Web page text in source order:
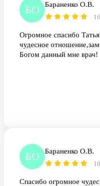
БО Бараненко О.В.
Огромное спасибо
чудесное
Богом данный мне врач!
БО Бараненко О.В.
Спасибо огромное